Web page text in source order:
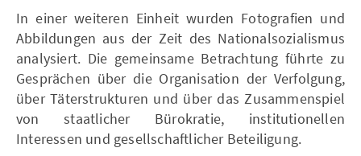
In einer weiteren Einheit wurden Fotografien und
Abbildungen aus der Zeit des Nationalsozialismus
analysiert. Die gemeinsame Betrachtung führte zu
Gesprächen über die Organisation der Verfolgung,
über Täterstrukturen und über das Zusammenspiel
von staatlicher Bürokratie, institutionellen
Interessen und gesellschaftlicher Beteiligung.